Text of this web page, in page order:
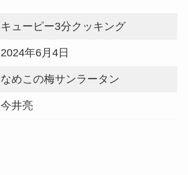
キューピー3分クッキング
2024年6月4日
なめこの梅サンラータン
今井亮